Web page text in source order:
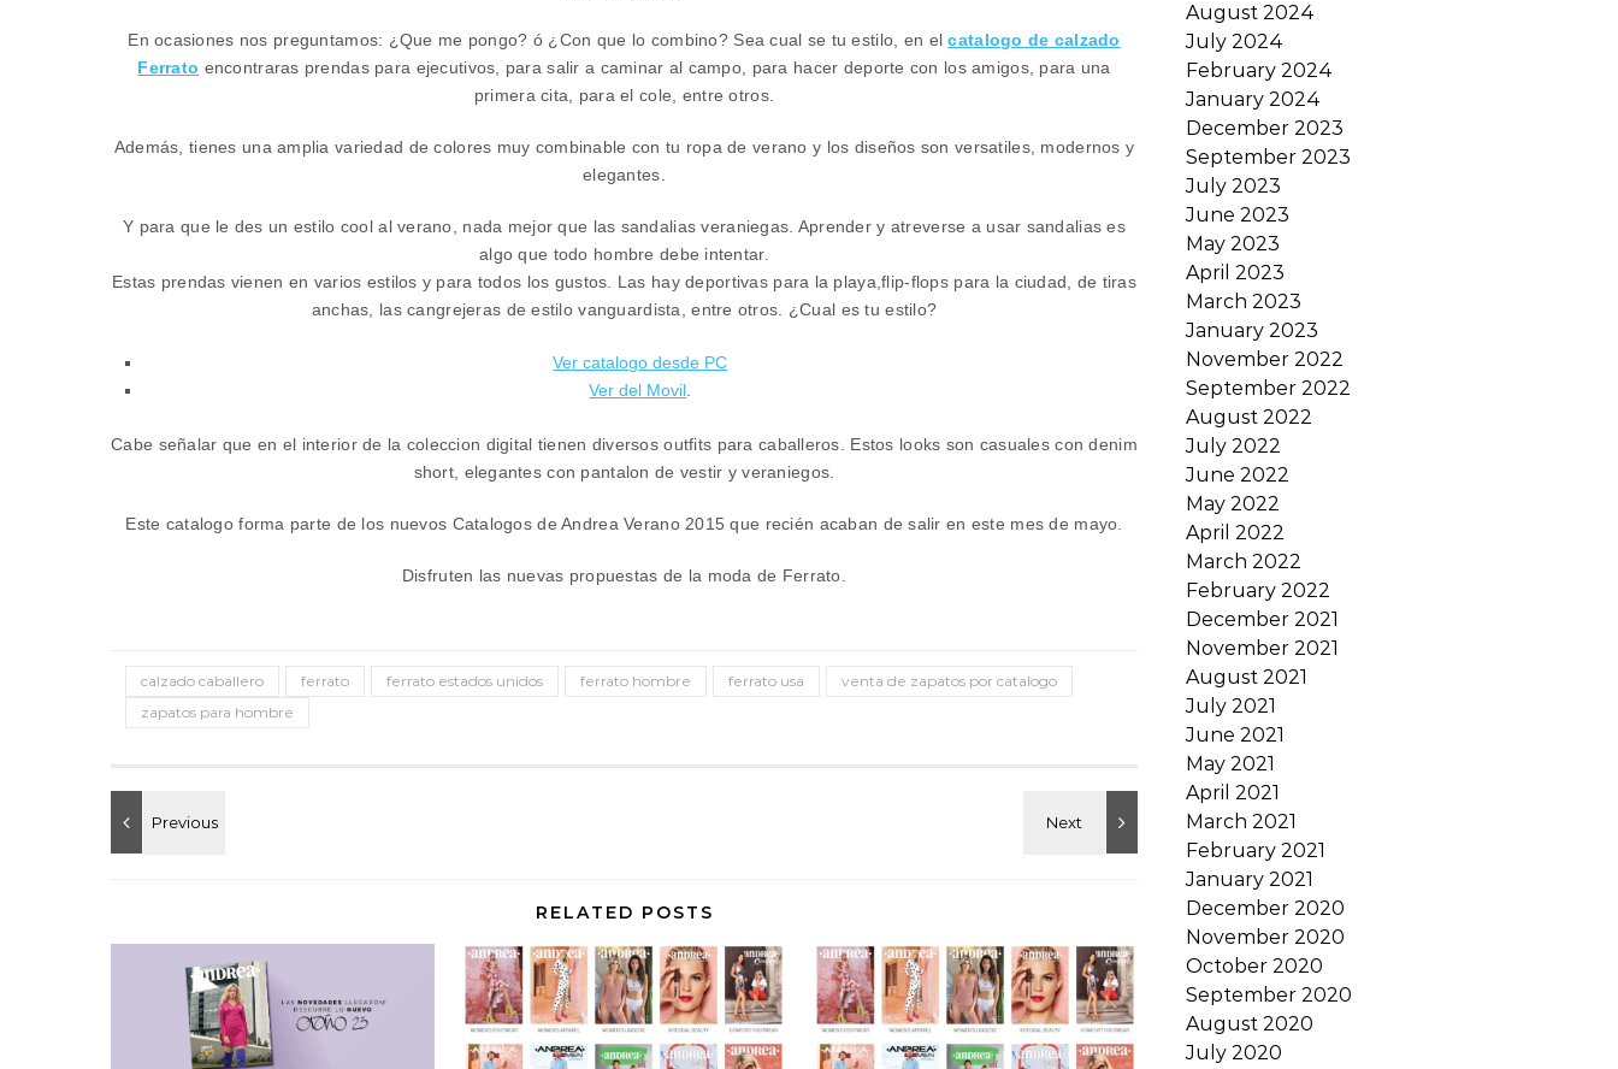
En ocasiones nos preguntamos: ¿Que me pongo? ó ¿Con que lo combino? Sea cual se tu estilo, en elcatalogo de calzado
Ferrato encontraras prendas para ejecutivos, para salir a caminar al campo, para hacer deporte con los amigos, para una
primera cita, para el cole, entre otros.
Además, tienes una amplia variedad de colores muy combinable con tu ropa de verano y los diseños son versatiles, modernos y
elegantes.
Y para que le des un estilo cool al verano, nada mejor que las sandalias veraniegas. Aprender y atreverse a usar sandalias es
algo que todo hombre debe intentar.
Estas prendas vienen en varios estilos y para todos los gustos. Las hay deportivas para la playa,flip-flopspara la ciudad, de tiras
anchas, las cangrejeras de estilo vanguardista, entre otros. ¿Cual es tu estilo?
Ver catalogo desde PC
Ver del Movil
Cabe señalar que en el interiorde la coleccion digital tienen diversos outfits para caballeros. Estos looks son casuales con denim
short, elegantes con pantalon de vestir y veraniegos.
Este catalogo forma parte de los nuevos Catalogos de Andrea Verano 2015 que recién acaban de salir en este mes de mayo.
Disfruten las nuevas propuestas de la moda de Ferrato.
calzado caballero ferrato ferrato estados unidos ferrato hombre ferrato usa
venta de zapatos por catalogo
zapatos para hombre
RELATED POSTS
August 2024
July 2024
February 2024
January 2024
December 2023
September 2023
July 2023
June 2023
May 2023
April 2023
March 2023
January 2023
November 2022
September 2022
August 2022
July 2022
June 2022
May 2022
April 2022
March 2022
February 2022
December 2021
November 2021
August 2021
July 2021
June 2021
May 2021
April 2021
March 2021
February 2021
January 2021
December 2020
November 2020
October 2020
September 2020
August 2020
July 2020